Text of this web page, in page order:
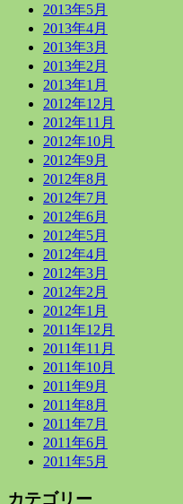
2013年5月
2013年4月
2013年3月
2013年2月
2013年1月
2012年12月
2012年11月
2012年10月
2012年9月
2012年8月
2012年7月
2012年6月
2012年5月
2012年4月
2012年3月
2012年2月
2012年1月
2011年12月
2011年11月
2011年10月
2011年9月
2011年8月
2011年7月
2011年6月
2011年5月
カテゴリー